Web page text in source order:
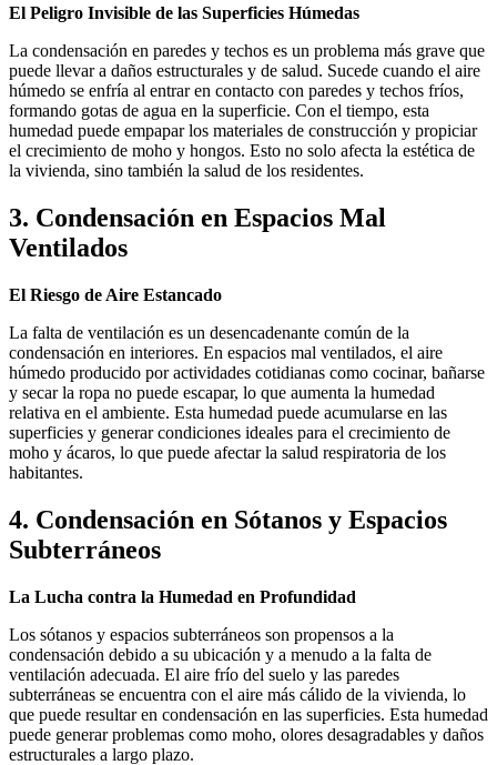
El Peligro Invisible de las Superficies Húmedas
La condensación en paredes y techos es un problema más grave que
puede llevar a daños estructurales y de salud. Sucede cuando el aire
húmedo se enfría al entrar en contacto con paredes y techos fríos,
formando gotas de agua en la superficie. Con el tiempo, esta
humedad puede empapar los materiales de construcción y propiciar
el crecimiento de moho y hongos. Esto no solo afecta la estética de
la vivienda, sino también la salud de los residentes.
3. Condensación en Espacios Mal
Ventilados
El Riesgo de Aire Estancado
La falta de ventilación es un desencadenante común de la
condensación en interiores. En espacios mal ventilados, el aire
húmedo producido por actividades cotidianas como cocinar, bañarse
y secar la ropa no puede escapar, lo que aumenta la humedad
relativa en el ambiente. Esta humedad puede acumularse en las
superficies y generar condiciones ideales para el crecimiento de
moho y ácaros, lo que puede afectar la salud respiratoria de los
habitantes.
4. Condensación en Sótanos y Espacios
Subterráneos
La Lucha contra la Humedad en Profundidad
Los sótanos y espacios subterráneos son propensos a la
condensación debido a su ubicación y a menudo a la falta de
ventilación adecuada. El aire frío del suelo y las paredes
subterráneas se encuentra con el aire más cálido de la vivienda, lo
que puede resultar en condensación en las superficies. Esta humedad
puede generar problemas como moho, olores desagradables y daños
estructurales a largo plazo.